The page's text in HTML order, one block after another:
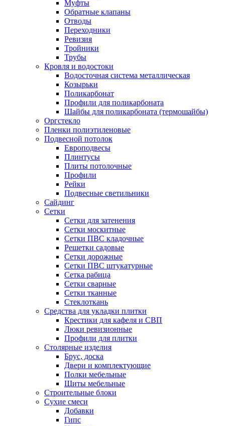
Муфты
Обратные клапаны
Отводы
Переходники
Ревизия
Тройники
Трубы
Кровля и водостоки
Водосточная система металлическая
Козырьки
Поликарбонат
Профили для поликарбоната
Шайбы для поликарбоната (термошайбы)
Оргстекло
Пленки полиэтиленовые
Подвесной потолок
Европодвесы
Плинтусы
Плиты потолочные
Профили
Рейки
Подвесные светильники
Сайдинг
Сетки
Сетки для затенения
Сетки москитные
Сетки ПВС кладочные
Решетки садовые
Сетки дорожные
Сетки ПВС штукатурные
Сетка рабица
Сетки сварные
Сетки тканные
Стеклоткань
Средства для укладки плитки
Крестики для кафеля и СВП
Люки ревизионные
Профили для плитки
Столярные изделия
Брус, доска
Двери и комплектующие
Полки мебельные
Щиты мебельные
Строительные блоки
Сухие смеси
Добавки
Гипс